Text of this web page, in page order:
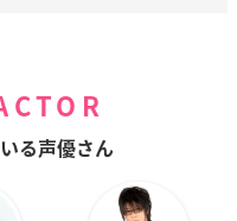
る声優さん